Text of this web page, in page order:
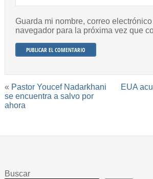
Guarda mi nombre, correo
navegador para la próxima vez que
« Pastor Youcef Nadarkhani
se encuentra a salvo por
ahora
EUA
Buscar